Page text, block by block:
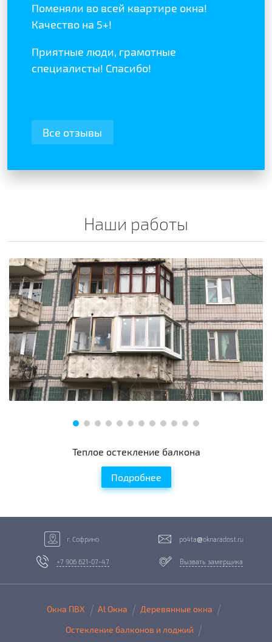
Поменяли во всей квартире окна!
Качество на 5+!
Приятные люди, грамотные
специалисты! Спасибо!
Все отзывы
Наши работы
Теплое остекление балкона
Подробнее
г. Софрино po4ta oknaradost.ru
+7 906 621-07-47 Вызвать замерщика
Окна ПВХ Al Окна
Деревянные окна
Остекление балконов и лоджий